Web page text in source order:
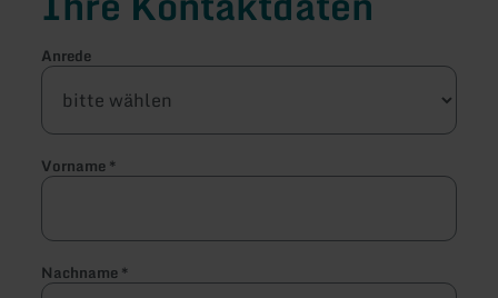
Anrede
Vorname*
Nachname*